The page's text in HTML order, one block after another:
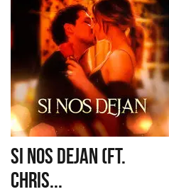
SI NOS DEJAN (FT.
CHRIS...